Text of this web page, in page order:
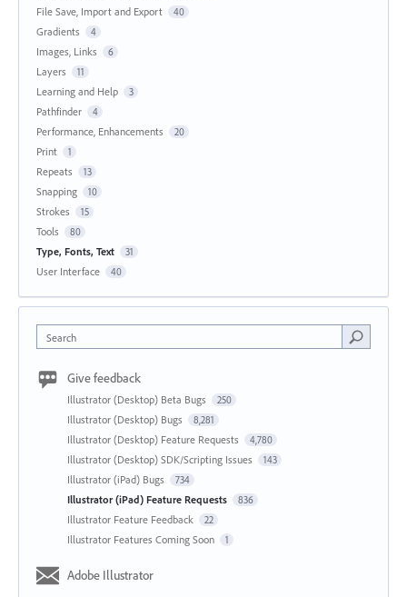
File Save, Import and Export 40
Gradients 4
Images, Links 6
Layers 11
Learning and Help 3
Pathfinder 4
Performance, Enhancements 20
Print 1
Repeats 13
Snapping 10
Strokes 15
Tools 80
Type, Fonts, Text 31
User Interface 40
Search
Give feedback
Illustrator (Desktop) Beta Bugs 250
Illustrator (Desktop) Bugs 8,281
Illustrator (Desktop) Feature Requests 4,780
Illustrator (Desktop) SDK/Scripting Issues 143
Illustrator (iPad) Bugs 734
Illustrator (iPad) Feature Requests 836
Illustrator Feature Feedback 22
Illustrator Features Coming Soon 1
Adobe Illustrator